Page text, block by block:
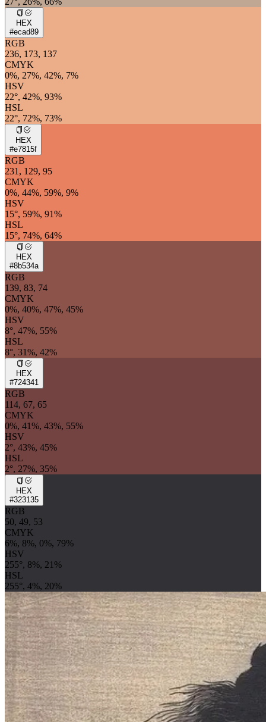
HEX
#ecad89
RGB
236, 173, 137
CMYK
0%, 27%, 42%, 7%
HSV
22°, 42%, 93%
HSL
22°, 72%, 73%
HEX
#e7815f
RGB
231, 129, 95
CMYK
0%, 44%, 59%, 9%
HSV
15°, 59%, 91%
HSL
15°, 74%, 64%
HEX
#8b534a
RGB
139, 83, 74
CMYK
0%, 40%, 47%, 45%
HSV
8°, 47%, 55%
HSL
8°, 31%, 42%
HEX
#724341
RGB
114, 67, 65
CMYK
0%, 41%, 43%, 55%
HSV
2°, 43%, 45%
HSL
2°, 27%, 35%
HEX
#323135
RGB
50, 49, 53
CMYK
6%, 8%, 0%, 79%
HSV
255°, 8%, 21%
HSL
255°, 4%, 20%